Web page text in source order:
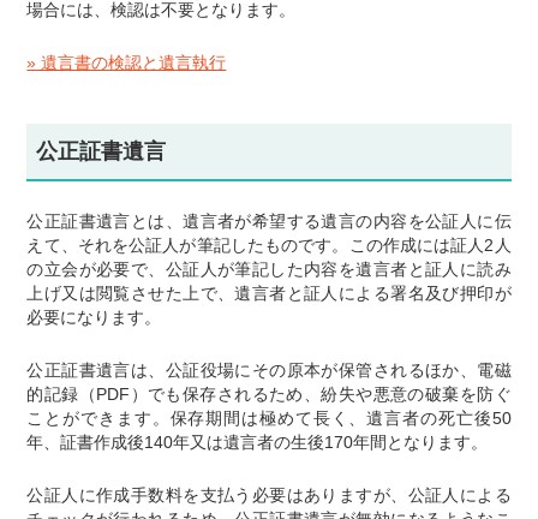
場合には、検認は不要となります。
» 遺言書の検認と遺言執行
公正証書遺言
公正証書遺言とは、遺言者が希望する遺言の内容を公証人に伝
えて、それを公証人が筆記したものです。この作成には証人2人
の立会が必要で、公証人が筆記した内容を遺言者と証人に読み
上げ又は閲覧させた上で、遺言者と証人による署名及び押印が
必要になります。
公正証書遺言は、公証役場にその原本が保管されるほか、電磁
的記録（PDF）でも保存されるため、紛失や悪意の破棄を防ぐ
ことができます。保存期間は極めて長く、遺言者の死亡後50
年、証書作成後140年又は遺言者の生後170年間となります。
公証人に作成手数料を支払う必要はありますが、公証人による